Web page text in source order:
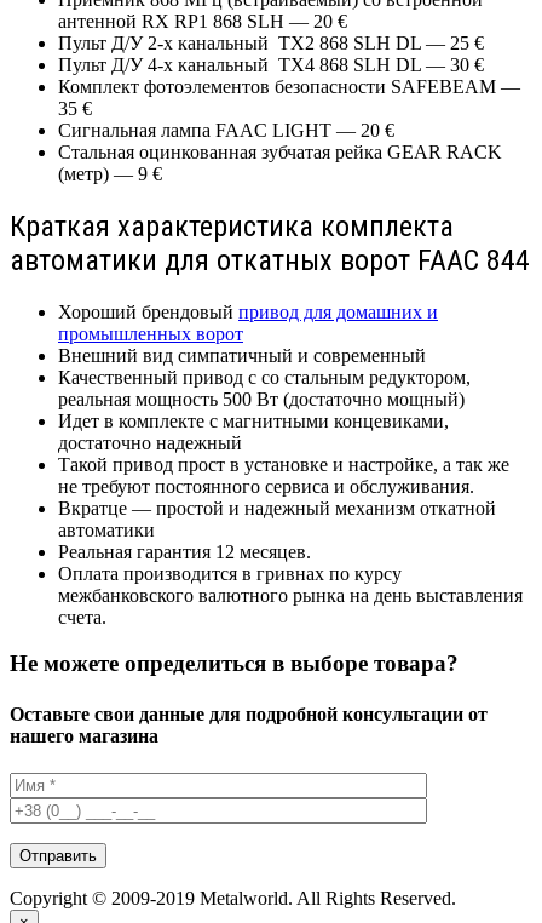
антенной RX RP1 868 SLH — 20 €
Пульт Д/У 2-х канальный TX2 868 SLH DL — 25 €
Пульт Д/У 4-х канальный TX4 868 SLH DL — 30 €
Комплект фотоэлементов безопасности SAFEBEAM —
35 €
Сигнальная лампа FAAC LIGHT — 20 €
Стальная оцинкованная зубчатая рейка GEAR RACK
(метр) — 9 €
Краткая характеристика комплекта
автоматики для откатных ворот FAAC 844
Хороший брендовый привод для домашних и
промышленных ворот
Внешний вид симпатичный и современный
Качественный привод с со стальным редуктором,
реальная мощность 500 Вт (достаточно мощный)
Идет в комплекте с магнитными концевиками,
достаточно надежный
Такой привод прост в установке и настройке, а так же
не требуют постоянного сервиса и обслуживания.
Вкратце — простой и надежный механизм откатной
автоматики
Реальная гарантия 12 месяцев.
Оплата производится в гривнах по курсу
межбанковского валютного рынка на день выставления
счета.
Не можете определиться в выборе товара?
Оставьте свои данные для подробной консультации от
нашего магазина
Copyright © 2009-2019 Metalworld. All Rights Reserved.